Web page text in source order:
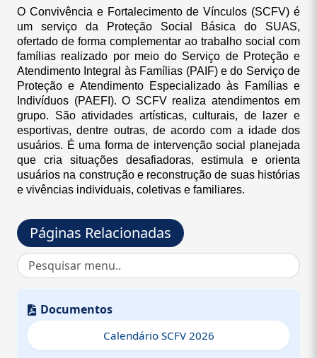
O Convivência e Fortalecimento de Vínculos (SCFV) é
um serviço da Proteção Social Básica do SUAS,
ofertado de forma complementar ao trabalho social com
famílias realizado por meio do Serviço de Proteção e
Atendimento Integral às Famílias (PAIF) e do Serviço de
Proteção e Atendimento Especializado às Famílias e
Indivíduos (PAEFI). O SCFV realiza atendimentos em
grupo. São atividades artísticas, culturais, de lazer e
esportivas, dentre outras, de acordo com a idade dos
usuários. É uma forma de intervenção social planejada
que cria situações desafiadoras, estimula e orienta
usuários na construção e reconstrução de suas histórias
e vivências individuais, coletivas e familiares.
Unidade de Oferta
Centro de Referência da Assistência Social (CRAS)
Grupos de Familiares e Crianças (0 a 6 Anos);
Projovem adolescente (15 a 17 Anos);
Grupo Conviver para Idosos (60 Anos);
Projeto Pia Silfredo de Jesus Bestel
Páginas Relacionadas
Documentos
Calendário SCFV 2026